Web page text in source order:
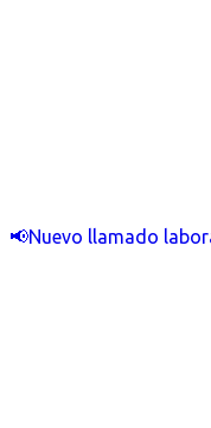
📢Nuevo llamado